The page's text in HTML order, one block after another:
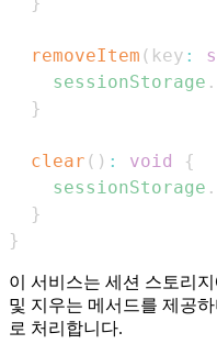
removeItem ( key :
sessionStorage .
}
clear ( ) : void
{
sessionStorage .
}
}
이 서비스는 세션 스토리
및 지우는 메서드를 제공
로 처리합니다.